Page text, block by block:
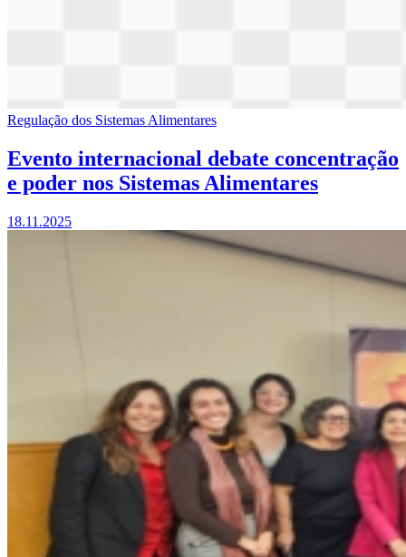
Regulação dos Sistemas Alimentares
Evento internacional debate concentração
e poder nos Sistemas Alimentares
18.11.2025